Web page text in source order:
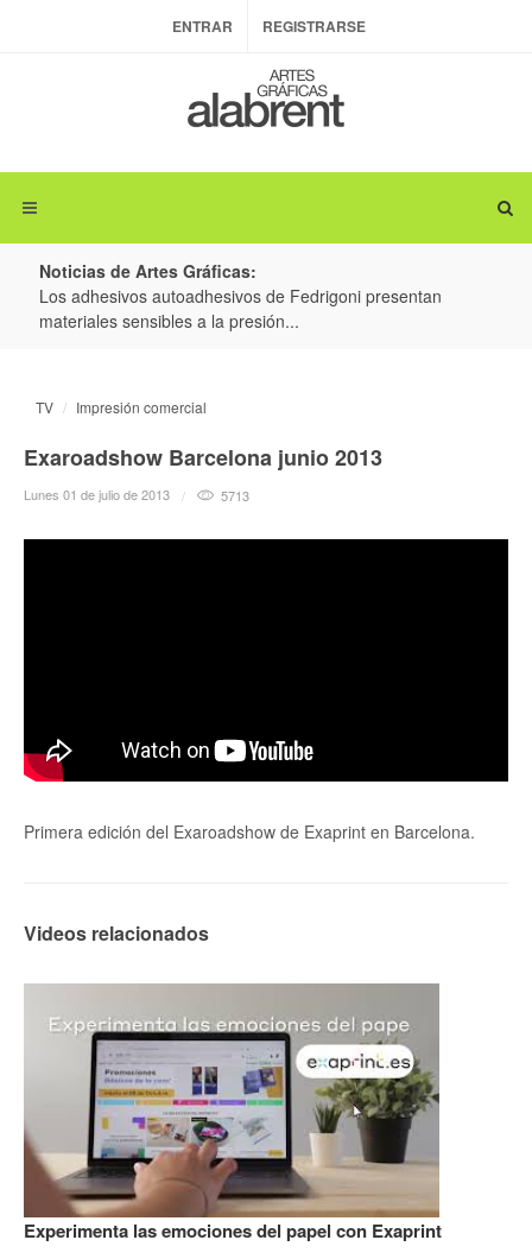
ENTRAR REGISTRARSE
Noticias de Artes Gráficas:
Los adhesivos autoadhesivos de Fedrigoni presentan
materiales sensibles a la presión...
TV Impresión comercial
Exaroadshow Barcelona junio 2013
Lunes 01 de julio de 2013 5713
Primera edición del Exaroadshow de Exaprint en Barcelona.
Videos relacionados
Experimenta las emociones del papel con Exaprint